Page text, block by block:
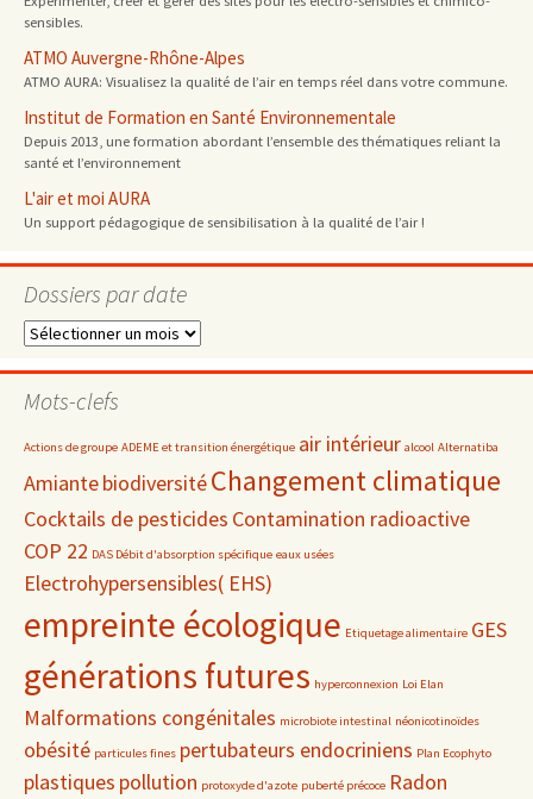
sensibles.
ATMO Auvergne-Rhône-Alpes
ATMO AURA: Visualisez la qualité de l’air en temps réel dans votre commune.
Institut de Formation en Santé Environnementale
Depuis 2013, une formation abordant l’ensemble des thématiques reliant la
santé et l’environnement
L'air et moi AURA
Un support pédagogique de sensibilisation à la qualité de l’air !
Dossiers par date
Dossiers
date
Mots-clefs
Actions de groupe ADEME et transition énergétique air intérieur alcool Alternatiba
AmiantebiodiversitéChangement climatique
Cocktails de pesticides Contamination radioactive
COP 22 DAS Débit d'absorption spécifique eaux usées
Electrohypersensibles( EHS)
empreinte écologique Etiquetage alimentaire GES
générations futures hyperconnexion Loi Elan
Malformations congénitales microbiote intestinal néonicotinoïdes
obésité particules fines pertubateurs endocriniens Plan Ecophyto
plastiques pollution protoxyde d'azote puberté précoce Radon